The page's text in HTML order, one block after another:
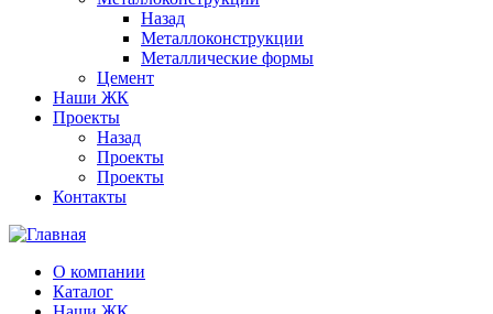
Назад
Металлоконструкции
Металлические формы
Цемент
Наши ЖК
Проекты
Назад
Проекты
Проекты
Контакты
О компании
Каталог